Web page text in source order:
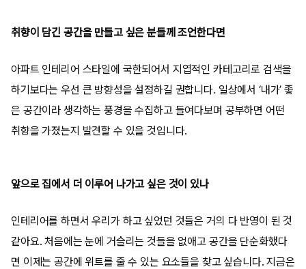
취향이 담긴 공간을 만들고 싶은 분들께 조언한다면
아파트 인테리어 스타일에 국한되어서 지엽적인 카테고리로 검색을
하기보다는 우선 큰 방향성을 설정하길 권합니다. 일상에서 ‘내가’좋
은 공간이라 생각하는 풍경을 수집하고 들여다보며 공부하면 어떤
취향을 가졌는지 발견할 수 있을 것입니다.
앞으로 집에서 더 이루어 나가고 싶은 것이 있나
인테리어를 하면서 우리가 하고 싶었던 것들은 거의 다 반영이 된 것
같아요.처음에는 눈에 거슬리는 것들을 없애고 공간을 단순화했다
면 이제는 공간에 위트를 줄 수 있는 요소들을 찾고 싶습니다.지금은